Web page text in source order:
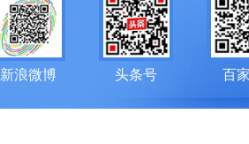
新浪微博 头条号 百